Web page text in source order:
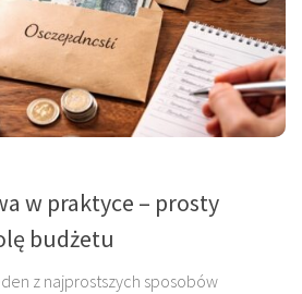
w praktyce – prosty
budżetu
z najprostszych sposobów